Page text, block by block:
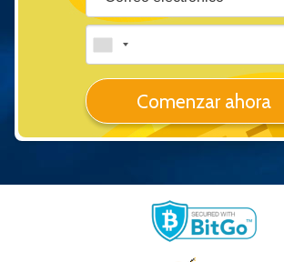
Comenzar ahora